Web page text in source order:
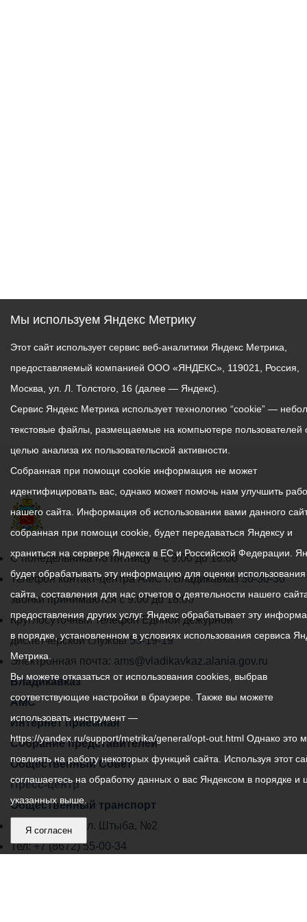
аварийно-спасательных
работах.
Пресс-служба
АМС_Томаева.
График
работы
администрации
местного
самоуправления
города
Владикавказ:
С понедельника по пятницу – с 9.00 до 18.00
Телефон контакт-центра АМС г. Владикавказ30-30-30
звонки принимаются с 9:00 до 18:00
Круглосуточный телефон Единой дежурной
диспетчерской службы53-19-19
Электронная почта: ams@vladikavkaz.alania.gov.ru
Владикавказ
АМС
Интернет приемная
Собрание представителей
Общественный Совет
Пресс-центр
Общественный транспорт
Владикавказ, пл. Штыба, №2
Тел:+7 (8672) 55-00-34
Мы используем Яндекс Метрику
Этот сайт использует сервис веб-аналитики Яндекс Метрика,
предоставляемый компанией ООО «ЯНДЕКС», 119021, Россия,
Москва, ул. Л. Толстого, 16 (далее — Яндекс).
Сервис Яндекс Метрика использует технологию “cookie” —
текстовые файлы, размещаемые на компьютере пользователей
целью анализа их пользовательской активности.
Собранная при помощи cookie информация не может
идентифицировать вас, однако может помочь нам улучшить
нашего сайта. Информация об использовании вами данного
собранная при помощи cookie, будет передаваться Яндексу и
храниться на сервере Яндекса в ЕС и Российской Федерации.
будет обрабатывать эту информацию для оценки
сайта, составления для нас отчетов о деятельности нашего
предоставления других услуг. Яндекс обрабатывает эту
в порядке, установленном в условиях использования сервиса
Метрика.
Вы можете отказаться от использования cookies, выбрав
соответствующие настройки в браузере. Также вы можете
использовать инструмент —
https://yandex.ru/support/metrika/general/opt-out.html Однако это
повлиять на работу некоторых функций сайта. Используя этот
соглашаетесь на обработку данных о вас Яндексом в порядке и
указанных выше.
Я согласен